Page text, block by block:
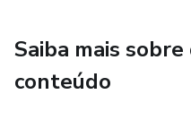
estratégias para colocar o
AULA 3 – 16 de junho de
Saiba mais
conteúdo